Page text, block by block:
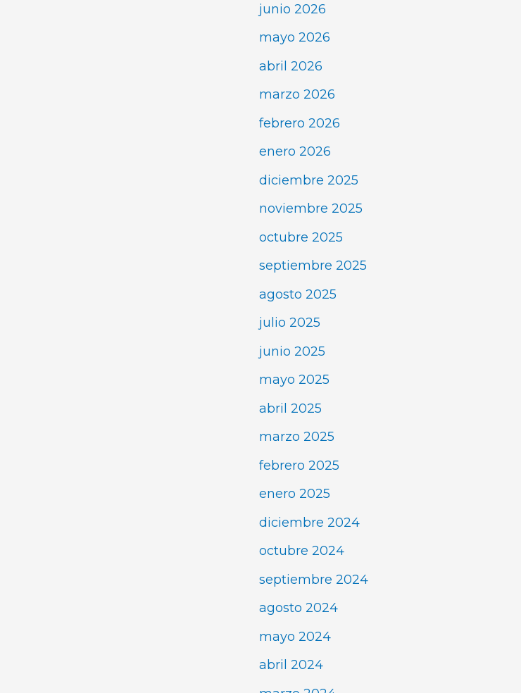
junio 2026
mayo 2026
abril 2026
marzo 2026
febrero 2026
enero 2026
diciembre 2025
noviembre 2025
octubre 2025
septiembre 2025
agosto 2025
julio 2025
junio 2025
mayo 2025
abril 2025
marzo 2025
febrero 2025
enero 2025
diciembre 2024
octubre 2024
septiembre 2024
agosto 2024
mayo 2024
abril 2024